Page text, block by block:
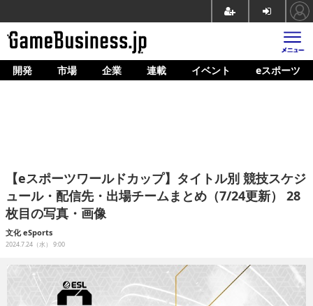
ホーム
企業動向
人材育成
産業政策
連載
イベント/セミナー
開発 市場 企業 連載 イベント eスポーツ
【eスポーツワールドカップ】タイトル別 競技スケジ
ュール・配信先・出場チームまとめ（7/24更新） 28
枚目の写真・画像
文化 eSports
2024.7.24（水） 9:00